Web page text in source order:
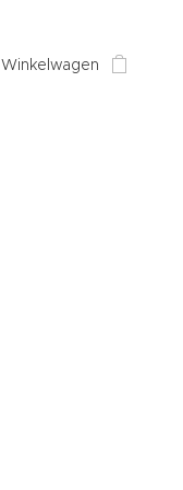
Winkelwagen